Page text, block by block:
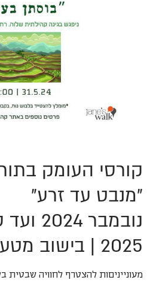
קורסי העומק
"מנבט עד זרע"
נובמבר
2025 | בישוב מטע
מעונייניםות להצטרף לחוויה שבטית